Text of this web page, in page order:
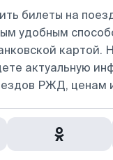
билеты на
удобным
картой.
актуальную
РЖД, ценам